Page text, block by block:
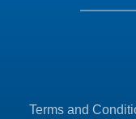
Terms and